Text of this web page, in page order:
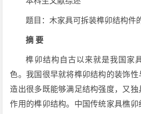
题目：木家具可拆装榫卯结构件
摘 要
榫卯结构自古以来就是我国家
色。我国很早就将榫卯结构的装饰性
造出很多既能够满足结构强度，又
作用的榫卯结构。中国传统家具樵